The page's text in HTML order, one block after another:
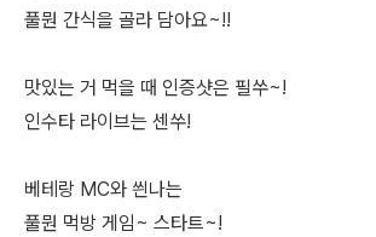
풀뭔 간식을 골라 담아요~!!
맛있는 거 먹을 때 인증샷은 필쑤~!
인수타 라이브는 센쑤!
베테랑 MC와 씐나는
풀뭔 먹방 게임~ 스타트~!